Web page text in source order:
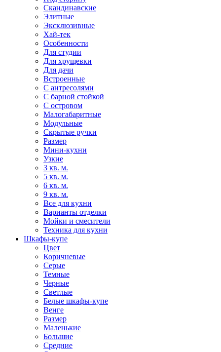
Скандинавские
Элитные
Эксклюзивные
Хай-тек
Особенности
Для студии
Для хрущевки
Для дачи
Встроенные
С антресолями
С барной стойкой
С островом
Малогабаритные
Модульные
Скрытые ручки
Размер
Мини-кухни
Узкие
3 кв. м.
5 кв. м.
6 кв. м.
9 кв. м.
Все для кухни
Варианты отделки
Мойки и смесители
Техника для кухни
Шкафы-купе
Цвет
Коричневые
Серые
Темные
Черные
Светлые
Белые шкафы-купе
Венге
Размер
Маленькие
Большие
Средние